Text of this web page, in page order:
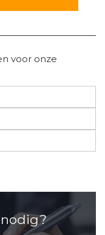
voor onze